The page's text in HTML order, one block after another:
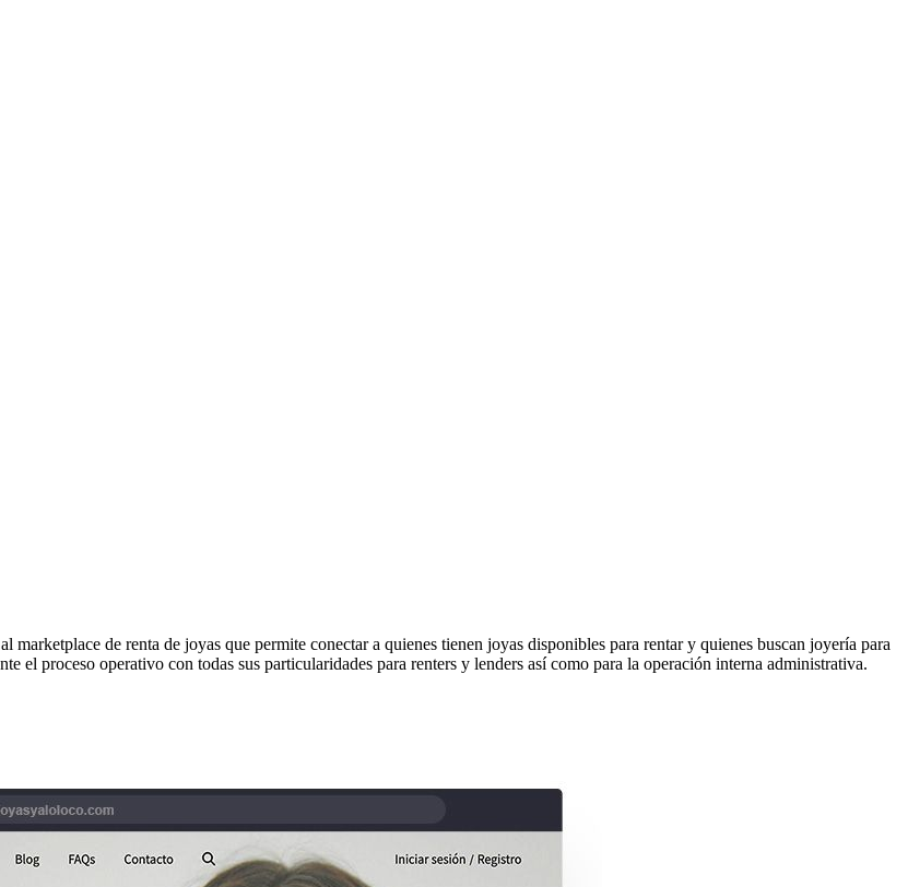
de renta de joyas que permite conectar a quienes tienen joyas disponibles para rentar y quienes buscan joyería para
el proceso operativo con todas sus particularidades para renters y lenders así como para la operación interna administrativa.